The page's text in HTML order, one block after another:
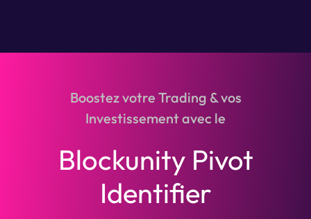
Boostez votre Trading & vos
Investissement avec le
Blockunity Pivot
Identifier